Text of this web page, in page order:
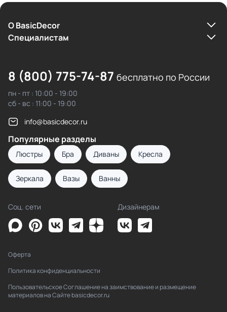
О BasicDecor
Cпециалистам
8 (800) 775-74-87 бесплатно по России
пн - пт : 10:00 - 19:00
сб - вс : 11:00 - 19:00
info@basicdecor.ru
Популярные разделы
Люстры Бра Диваны Кресла
Зеркала Вазы Ванны
Соц. сети Дизайнерам
Оферта
Политика конфиденциальности
Пользовательское Соглашение на заимствование и размещение
материалов на Сайте basicdecor.ru